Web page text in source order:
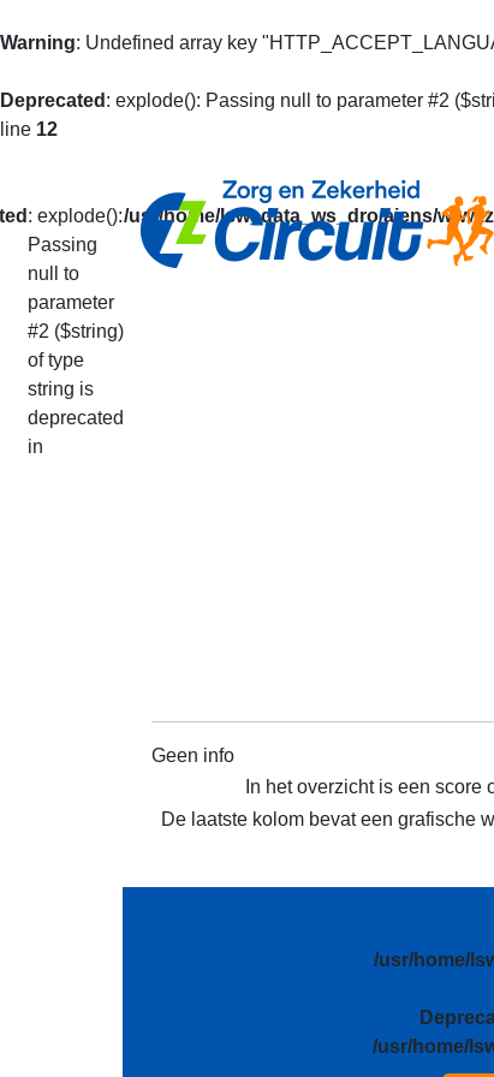
Warning: Undefined array key
Deprecated : explode(): Passing null to parameter #2
line 12
: explode():
Passing
null to
parameter
#2 ($string)
of type
string is
deprecated
in
/usr/home/lsw_data_ws_dro/aiens/
Geen info
In het overzicht is een
De laatste kolom bevat een grafische
/usr/home/
/usr/home/